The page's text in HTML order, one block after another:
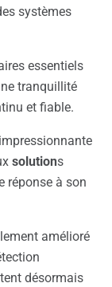
systèmes
essentiels
tranquillité
et fiable.
solutions
réponse à son
amélioré
désormais